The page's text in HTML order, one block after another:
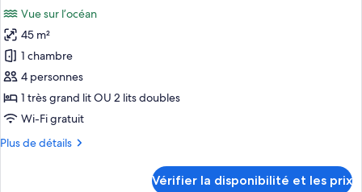
Deluxe,
vue
jardin
photos
pour
ce
type
de
chambre :
Deluxe
Vue sur l’océan
45 m²
1 chambre
4 personnes
1 très grand lit OU 2 lits doubles
Wi-Fi gratuit
Plus de détails
Plus
Vérifier la disponibilité et les prix